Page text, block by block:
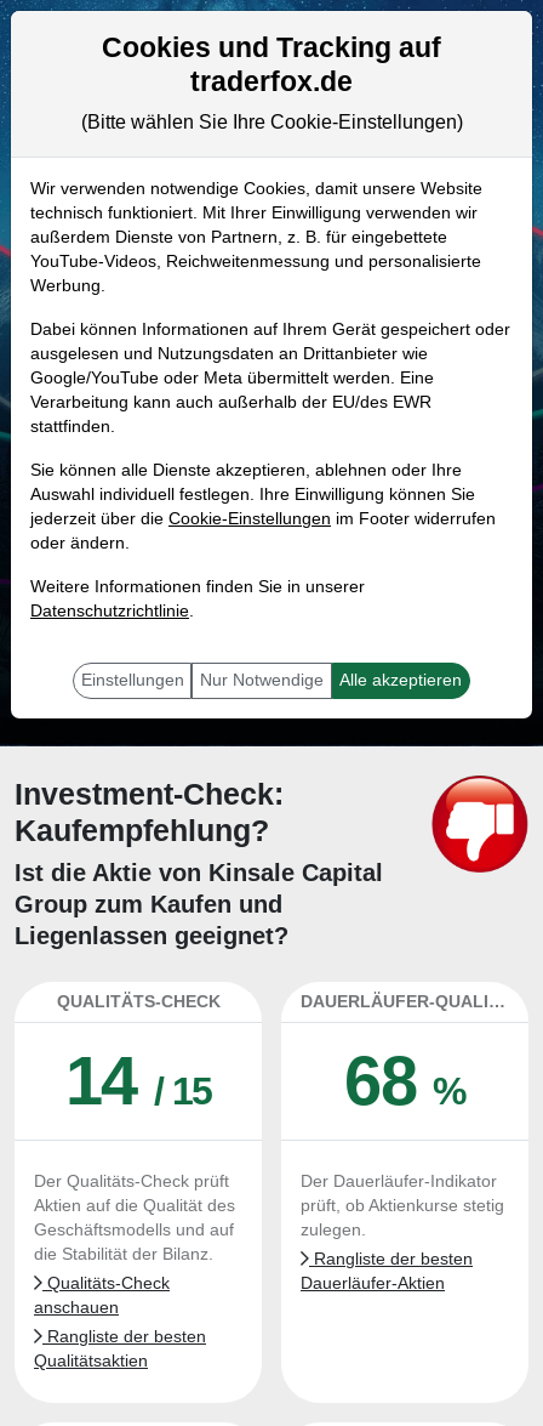
Aktien- und Artikelsuche
A2APEC | KNSL–Kinsale Capital
Group Aktie
Realtime-Aktienkurs:
- - -
-
Marktkapitalisierung 8,57 Mrd. USD
Unternehmenswert
Umsatz 1,87 Mrd. USD
16.4 %
mit dieser Aktie erfolgreich sein.
Investment-Check:
Kaufempfehlung?
Ist die Aktie von Kinsale Capital
Group zum Kaufen und
Liegenlassen geeignet?
QUALITÄTS-CHECK
14 / 15
Der Qualitäts-Check prüft
Aktien auf die Qualität des
Geschäftsmodells und auf
die Stabilität der Bilanz.
Qualitäts-Check
anschauen
Rangliste der besten
Qualitätsaktien
DAUERLÄUFER-QUALITÄTEN
68%
Der Dauerläufer-Indikator
prüft, ob Aktienkurse stetig
zulegen.
Rangliste der besten
Dauerläufer-Aktien
Cookies und Tracking auf
traderfox.de
(Bitte wählen Sie Ihre Cookie-Einstellungen)
Wir verwenden notwendige Cookies, damit unsere Website
technisch funktioniert. Mit Ihrer Einwilligung verwenden wir
außerdem Dienste von Partnern, z. B. für eingebettete
YouTube-Videos, Reichweitenmessung und personalisierte
Werbung.
Dabei können Informationen auf Ihrem Gerät gespeichert oder
ausgelesen und Nutzungsdaten an Drittanbieter wie
Google/YouTube oder Meta übermittelt werden. Eine
Verarbeitung kann auch außerhalb der EU/des EWR
stattfinden.
Sie können alle Dienste akzeptieren, ablehnen oder Ihre
Auswahl individuell festlegen. Ihre Einwilligung können Sie
jederzeit über die Cookie-Einstellungen im Footer widerrufen
oder ändern.
Weitere Informationen finden Sie in unserer
Datenschutzrichtlinie.
Einstellungen Nur Notwendige Alle akzeptieren